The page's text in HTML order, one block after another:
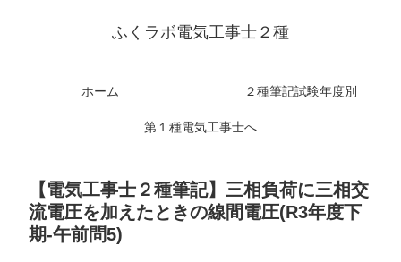
ふくラボ電気工事士２種
ホーム ２種筆記試験年度別
第１種電気工事士へ
【電気工事士２種筆記】三相負荷に三相交
流電圧を加えたときの線間電圧(R3年度下
期-午前問5)